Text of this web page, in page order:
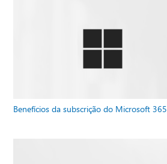
Benefícios da subscrição do Microsoft 365